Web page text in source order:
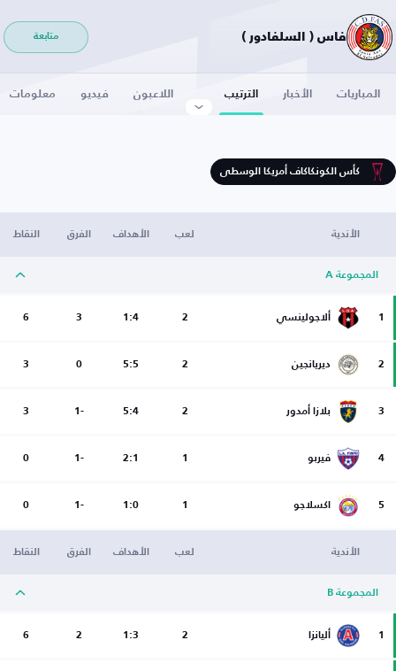
فاس ( السلفادور ) متابعة
المباريات الأخبار الترتيب اللاعبون فيديو معلومات
كأس الكونكاكاف أمريكا الوسطى
الأندية لعب الأهداف الفرق النقاط
المجموعة A
1 ألاجولينسي 2
1:4
3
6
2 ديريانجين 2
5:5
0
3
3 بلازا أمدور 2
5:4
-1
3
4 فيربو 1
2:1
-1
0
5 اكسلاجو 1
1:0
-1
0
الأندية لعب الأهداف الفرق النقاط
المجموعة B
1 أليانزا 2
1:3
2
6